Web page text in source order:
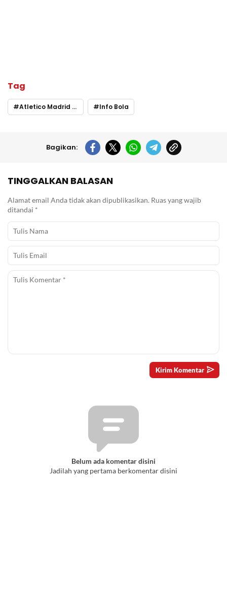
Tag
Atletico Madrid Vs Huesca Info Bola
Bagikan:
TINGGALKAN BALASAN
Alamat email Anda tidak akan dipublikasikan. Ruas yang wajib
ditandai *
Belum ada komentar disini
Jadilah yang pertama berkomentar disini